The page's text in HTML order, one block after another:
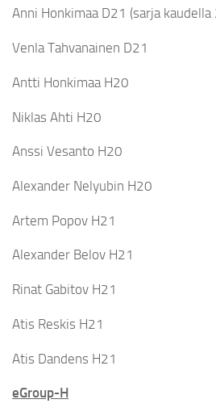
Anni Honkimaa D21 (sarja
Venla Tahvanainen D21
Antti Honkimaa H20
Niklas Ahti H20
Anssi Vesanto H20
Alexander Nelyubin H20
Artem Popov H21
Alexander Belov H21
Rinat Gabitov H21
Atis Reskis H21
Atis Dandens H21
eGroup-H